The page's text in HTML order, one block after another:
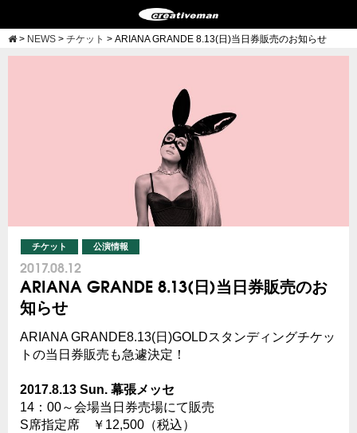
> NEWS > チケット > ARIANA GRANDE 8.13(日)当日券販売のお知らせ
チケット 公演情報
2017.08.12
ARIANA GRANDE 8.13(日)当日券販売のお
知らせ
ARIANA GRANDE8.13(日)GOLDスタンディングチケッ
トの当日券販売も急遽決定！
2017.8.13 Sun. 幕張メッセ
14：00～会場当日券売場にて販売
S席指定席 ￥12,500（税込）